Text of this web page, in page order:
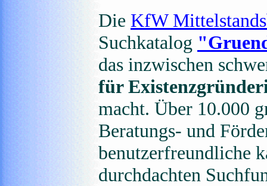
Die KfW
Suchkatalog
das inzwischen
für
macht. Über 10.000
Beratungs- und
benutzerfreundliche
durchdachten